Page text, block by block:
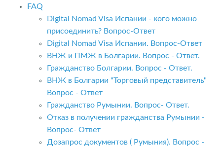
FAQ
Digital Nomad Visa Испании - кого можно
присоединить? Вопрос-Ответ
Digital Nomad Visa Испании. Вопрос-Ответ
ВНЖ и ПМЖ в Болгарии. Вопрос - Ответ.
Гражданство Болгарии. Вопрос - Ответ.
ВНЖ в Болгарии "Торговый представитель"
Вопрос - Ответ
Гражданство Румынии. Вопрос- Ответ.
Отказ в получении гражданства Румынии -
Вопрос- Ответ
Дозапрос документов ( Румыния). Вопрос -